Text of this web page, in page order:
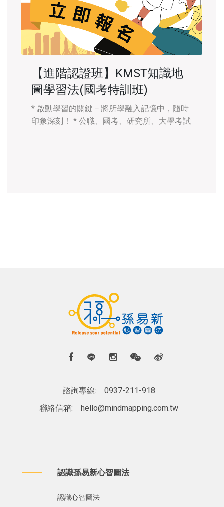
【進階認證班】KMST知識地
圖學習法(國考特訓班)
* 啟動學習的關鍵－將所學融入記憶中，隨時
印象深刻！ * 公職、國考、研究所、大學考試
諮詢專線:
0937-211-918
聯絡信箱:
hello@mindmapping.com.tw
認識孫易新心智圖法
認識心智圖法